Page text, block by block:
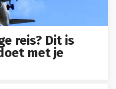
reis? Dit is
met je